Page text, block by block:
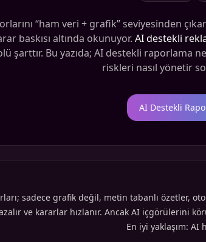
“ham veri + grafik” seviyesinden
baskısı altında okunuyor. AI destekli
şarttır. Bu yazıda; AI destekli raporlama
riskleri nasıl yönetir
AI Destekli
sadece grafik değil, metin tabanlı özetler,
ve kararlar hızlanır. Ancak AI içgörülerini
En iyi yaklaşım: AI